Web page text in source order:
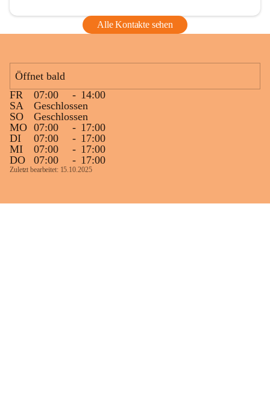
Alle Kontakte sehen
Öffnet bald
FR
07:00 - 14:00
SA
Geschlossen
SO
Geschlossen
MO 07:00 - 17:00
DI
07:00 - 17:00
MI
07:00 - 17:00
DO
07:00 - 17:00
Zuletzt bearbeitet: 15.10.2025